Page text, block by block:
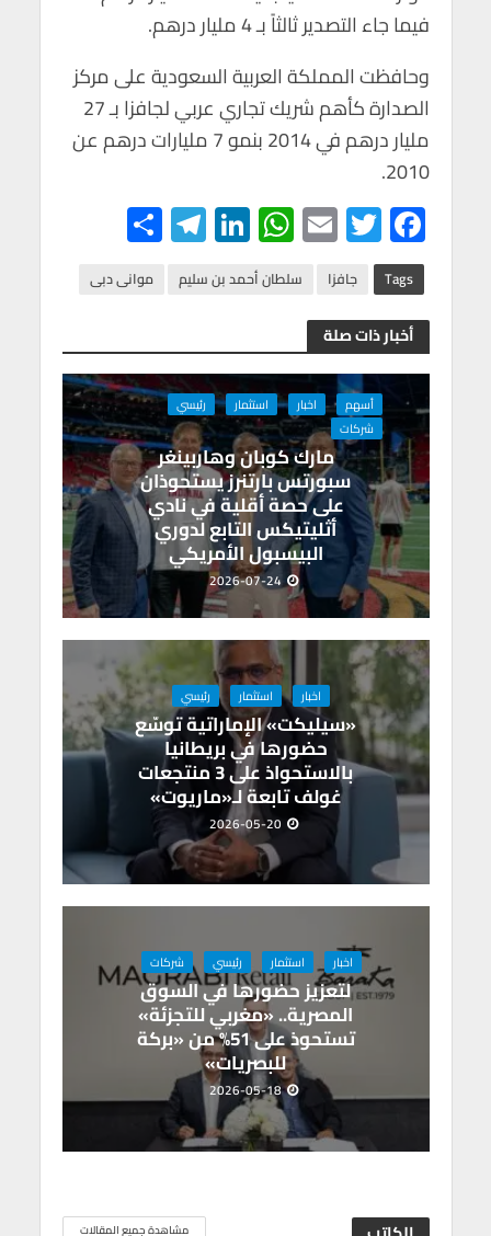
فيما جاء التصدير ثالثاً بـ 4 مليار درهم.
وحافظت المملكة العربية السعودية على مركز
الصدارة كأهم شريك تجاري عربي لجافزا بـ 27
مليار درهم في 2014 بنمو 7 مليارات درهم عن
2010.
F
ac
e
b
o
o
k
T
wi
tt
er
E
m
ail
W
h
at
A
p
p
Li
n
ke
n
Te
le
gr
m
h
ar Tags جافزا سلطان أحمد بن سليم موانى دبى
أخبار ذات صلة
أسهم اخبار استثمار
رئيسي
شركات
مارك كوبان وهاربينغر
سبورتس بارتنرز يستحوذان
على حصة أقلية في نادي
أثليتيكس التابع لدوري
البيسبول الأمريكي
2026-07-24
اخبار استثمار رئيسي
«سيليكت» الإماراتية توسّع
حضورها في بريطانيا
بالاستحواذ على 3 منتجعات
غولف تابعة لـ«ماريوت»
2026-05-20
اخبار استثمار رئيسي شركات
لتعزيز حضورها في السوق
المصرية.. «مغربي للتجزئة»
تستحوذ على 51% من «بركة
للبصريات»
2026-05-18
مشاهدة جميع المقالات